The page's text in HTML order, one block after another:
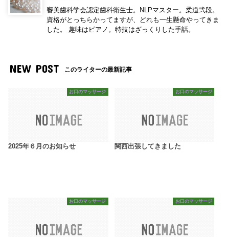
審美歯科学会認定歯科衛生士。NLPマスター。柔道弐段。
資格がとっちらかってますが、どれも一生懸命やってきま
した。 趣味はピアノ。特技はざっくりした手話。
NEW POST このライターの最新記事
お口のマッサージ
2025年６月のお知らせ
お口のマッサージ
関西出張してきました
お口のマッサージ お口のマッサージ